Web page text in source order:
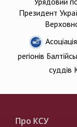
Президент
регіонів
суддів
Про КСУ